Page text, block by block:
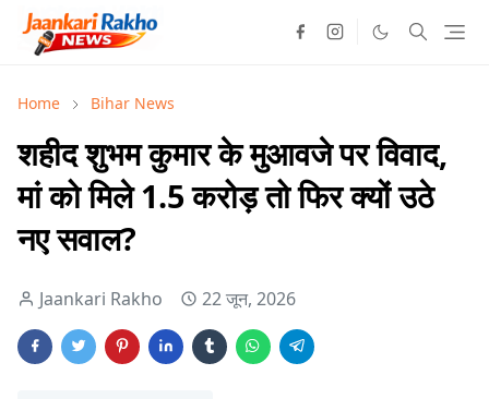
Home Bihar News
शहीद शुभम कुमार के मुआवजे पर विवाद,
मां को मिले 1.5 करोड़ तो फिर क्यों उठे
नए सवाल?
Jaankari Rakho 22 जून, 2026